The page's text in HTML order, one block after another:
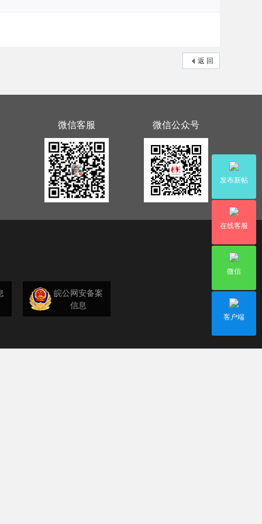
返 回
发布新帖
在线客服
微信
客户端
微信客服 微信公众号
皖公网安备案
信息